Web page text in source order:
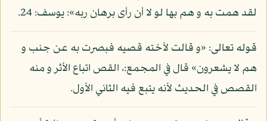
لقد همت به و هم بها لو لا أن رأى برهان ربه»: يوسف: 24.
قوله تعالى: «و قالت لأخته قصيه فبصرت به عن جنب و
هم لا يشعرون» قال في المجمع:، القص اتباع الأثر و منه
القصص في الحديث لأنه يتبع فيه الثاني الأول.